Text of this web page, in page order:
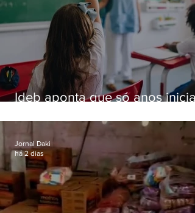
Ideb aponta que só anos
educação
Jornal Daki
há 2 dias